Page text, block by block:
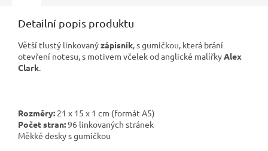
Detailní popis produktu
Větší tlustý linkovanýzápisník, s gumičkou, která brání
otevření notesu, s motivem včelek od anglické malířkyAlex
Clark.
Rozměry: 21 x 15 x 1 cm (formát A5)
Počet stran:96 linkovaných stránek
Měkké desky s gumičkou